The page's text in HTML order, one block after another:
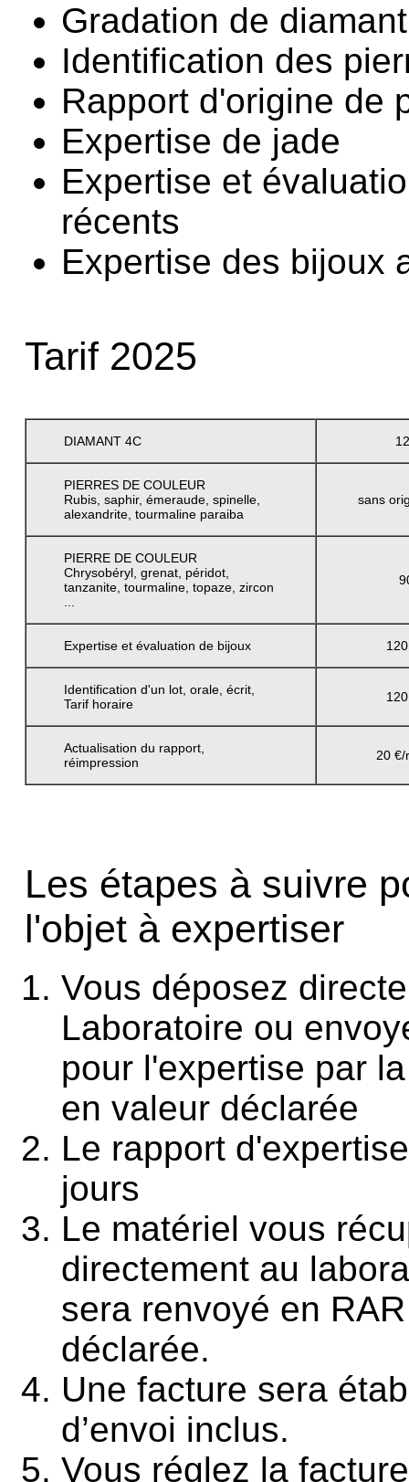
Gradation de
Identification des
Rapport d'origine de
Expertise de jade
Expertise et
récents
Expertise des bijoux
Tarif 2025
DIAMANT 4C
PIERRES DE COULEUR
Rubis, saphir, émeraude, spinelle,
alexandrite, tourmaline paraiba
sans
PIERRE DE COULEUR
Chrysobéryl, grenat, péridot,
tanzanite, tourmaline, topaze, zircon
Expertise et évaluation de bijoux
Identification d'un lot, orale, écrit,
Tarif horaire
Actualisation du rapport,
réimpression
20 €/
Les étapes à suivre
l'objet à expertiser
Vous déposez
Laboratoire ou
pour l'expertise par
en valeur déclarée
Le rapport
jours
Le matériel vous
directement au
sera renvoyé en
déclarée.
Une facture sera
d’envoi inclus.
Vous réglez la